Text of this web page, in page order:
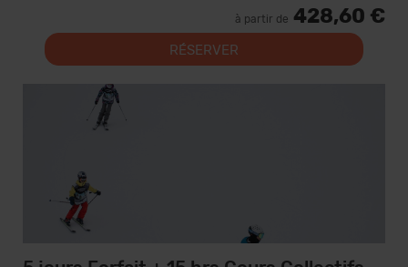
à partir de 428,60 €
RÉSERVER